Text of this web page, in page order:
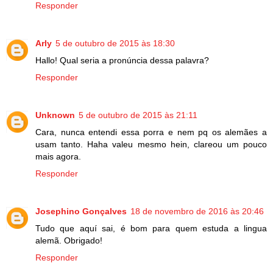
Responder
Arly 5 de outubro de 2015 às 18:30
Hallo! Qual seria a pronúncia dessa palavra?
Responder
Unknown 5 de outubro de 2015 às 21:11
Cara, nunca entendi essa porra e nem pq os alemães a
usam tanto. Haha valeu mesmo hein, clareou um pouco
mais agora.
Responder
Josephino Gonçalves 18 de novembro de 2016 às 20:46
Tudo que aquí sai, é bom para quem estuda a lingua
alemã. Obrigado!
Responder